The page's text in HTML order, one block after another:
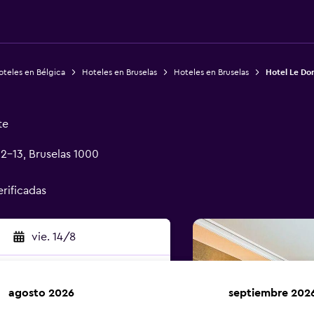
en Bélgica Hoteles en Bruselas Hoteles en Bruselas Hotel Le
13, Bruselas 1000
vie. 14/8
agosto 2026 septiembre